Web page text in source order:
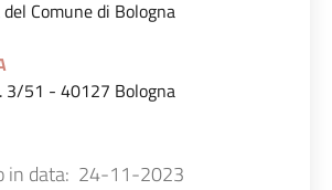
Comune di Bologna
3/51 - 40127 Bologna
in data: 24-11-2023